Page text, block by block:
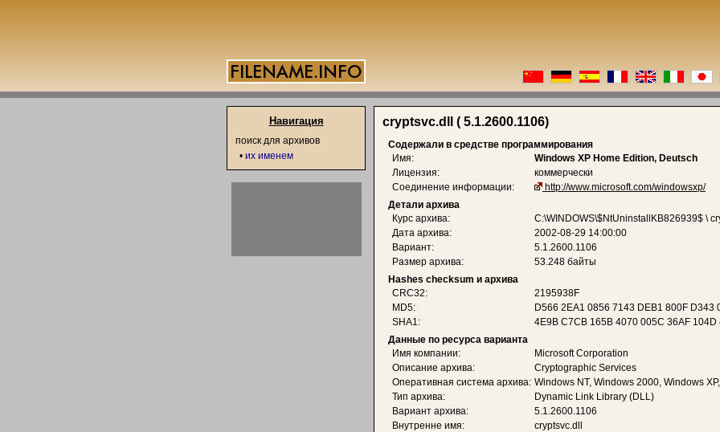
cryptsvc.dll ( 5.1.2600.1106)
Содержали в средстве программирования
Имя:
Windows XP Home Edition, Deutsch
Лицензия:
коммерчески
Соединение информации:
http://www.microsoft.com/windowsxp/
Детали архива
Курс архива:
C:\WINDOWS\$NtUninstallKB826939$ \
Дата архива:
2002-08-29 14:00:00
Вариант:
5.1.2600.1106
Размер архива:
53.248 байты
Hashes checksum и архива
CRC32:
2195938F
MD5:
D566 2EA1 0856 7143 DEB1 800F D343
SHA1:
4E9B C7CB 165B 4070 005C 36AF
Данные по ресурса варианта
Имя компании:
Microsoft Corporation
Описание архива:
Cryptographic Services
Оперативная система архива: Windows NT, Windows 2000, Windows
Тип архива:
Dynamic Link Library (DLL)
Вариант архива:
5.1.2600.1106
Внутренне имя:
cryptsvc.dll
Навигация
поиск для архивов
• их именем